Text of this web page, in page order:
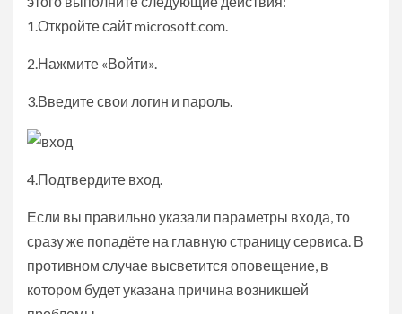
1.Откройте сайт microsoft.com.
2.Нажмите «Войти».
3.Введите свои логин и пароль.
4.Подтвердите вход.
Если вы правильно указали параметры входа, то
сразу же попадёте на главную страницу сервиса. В
противном случае высветится оповещение, в
котором будет указана причина возникшей